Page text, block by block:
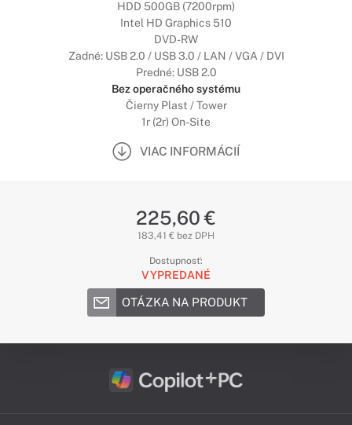
HDD 500GB (7200rpm)
Intel HD Graphics 510
DVD-RW
Zadné: USB 2.0 / USB 3.0 / LAN / VGA / DVI
Predné: USB 2.0
Bez operačného systému
Čierny Plast / Tower
1r (2r) On-Site
VIAC INFORMÁCIÍ
225,60 €
183,41 € bez DPH
Dostupnosť:
VYPREDANÉ
OTÁZKA NA PRODUKT